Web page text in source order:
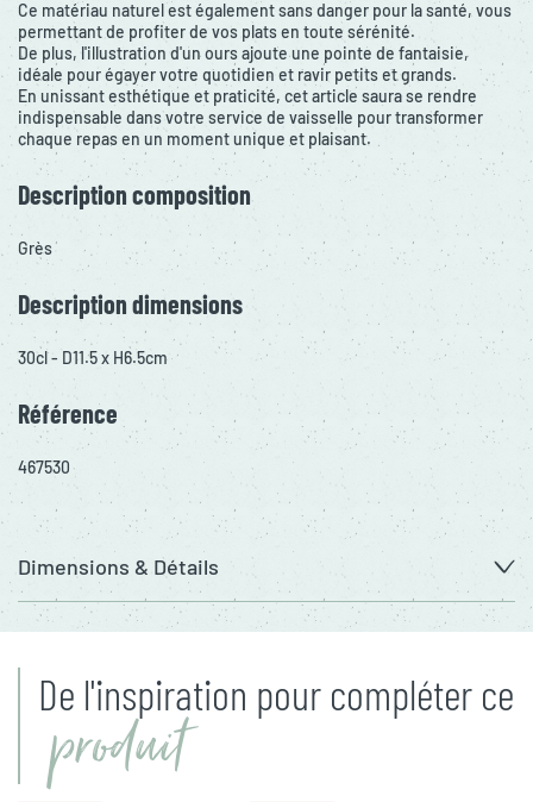
Ce matériau naturel est également sans danger pour la santé, vous
permettant de profiter de vos plats en toute sérénité.
De plus, l'illustration d'un ours ajoute une pointe de fantaisie,
idéale pour égayer votre quotidien et ravir petits et grands.
En unissant esthétique et praticité, cet article saura se rendre
indispensable dans votre service de vaisselle pour transformer
chaque repas en un moment unique et plaisant.
Description composition
Grès
Description dimensions
30cl - D11.5 x H6.5cm
Référence
467530
Dimensions & Détails
De l'inspiration pour compléter ce
produit